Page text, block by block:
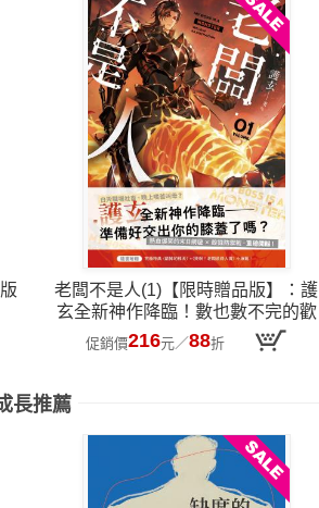
老闆不是人(1)【限時贈品版】：護
玄全新神作降臨！數也數不完的歡
樂吐槽 × 熱血戰鬥！
促銷價216元／88折
長推薦